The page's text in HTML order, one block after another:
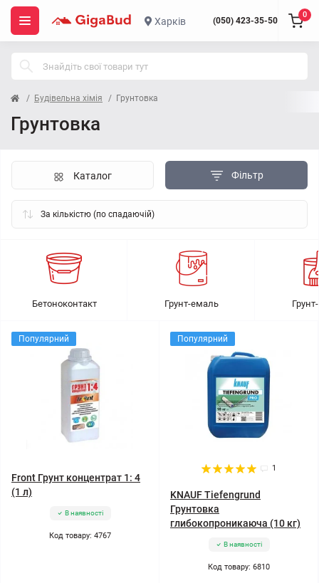
Харків (050) 423-35-50
0
Будівельна хімія Грунтовка
Грунтовка
Фільтр
Каталог
Бетоноконтакт Грунт-емаль
Популярний
Front Грунт концентрат 1: 4
(1 л)
В наявності
Код товару: 4767
Популярний
1
KNAUF Tiefengrund
Грунтовка
глибокопроникаюча (10 кг)
В наявності
Код товару: 6810